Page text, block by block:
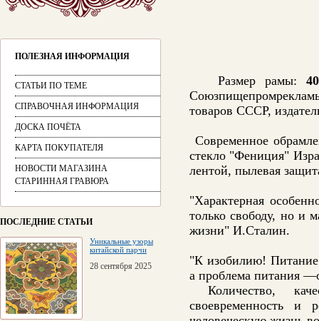
ПОЛЕЗНАЯ ИНФОРМАЦИЯ
СТАТЬИ ПО ТЕМЕ
СПРАВОЧНАЯ ИНФОРМАЦИЯ
ДОСКА ПОЧЁТА
КАРТА ПОКУПАТЕЛЯ
НОВОСТИ МАГАЗИНА
СТАРИННАЯ ГРАВЮРА
ПОСЛЕДНИЕ СТАТЬИ
Уникальные узоры
китайской парчи
28 сентября 2025
Размер рамы:
товаров СССР,
Современное
стекло "Фениция"
лентой, пылевая
"Характерная
только свободу, но и
жизни" И.Сталин.
"К изобилию! Питание
а проблема питания
Количество,
своевременность